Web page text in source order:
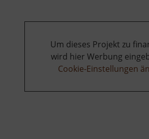
Um dieses Projekt zu
wird hier Werbung
Cookie-Einstellungen